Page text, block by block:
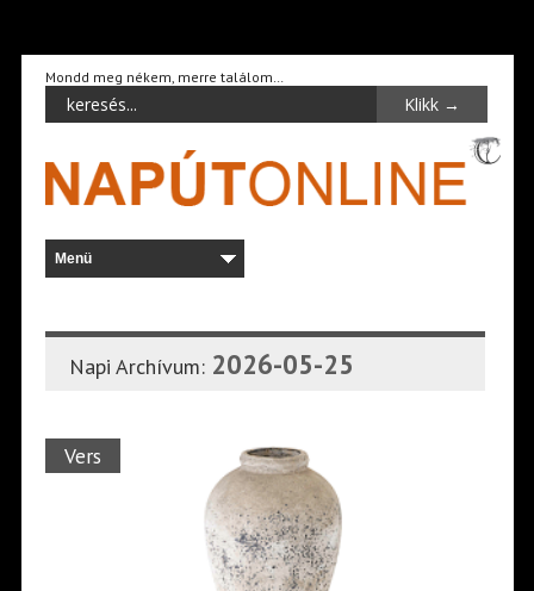
Mondd meg nékem, merre találom…
Napi Archívum: 2026-05-25
Vers